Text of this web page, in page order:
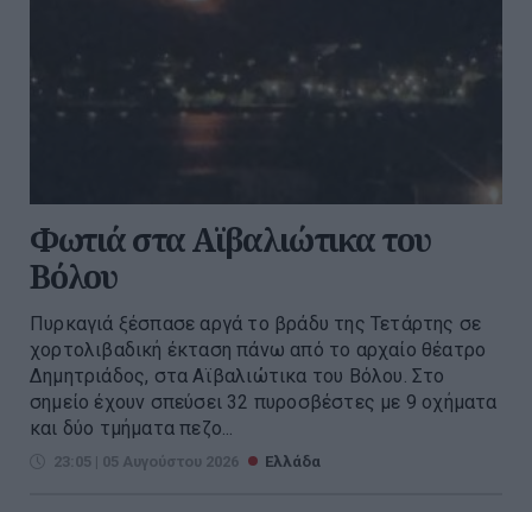
Φωτιά στα Αϊβαλιώτικα του
Βόλου
Πυρκαγιά ξέσπασε αργά το βράδυ της Τετάρτης σε
χορτολιβαδική έκταση πάνω από το αρχαίο θέατρο
Δημητριάδος, στα Αϊβαλιώτικα του Βόλου. Στο
σημείο έχουν σπεύσει 32 πυροσβέστες με 9 οχήματα
και δύο τμήματα πεζο...
23:05 | 05 Αυγούστου 2026 Ελλάδα